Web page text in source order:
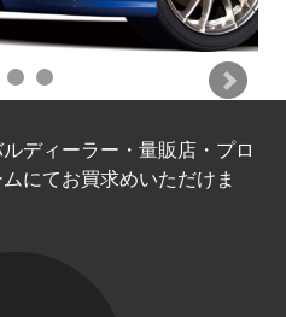
CROSSTREK
GK/GT
GE/GH
ディーラー・量販店・プロ
にてお買求めいただけま